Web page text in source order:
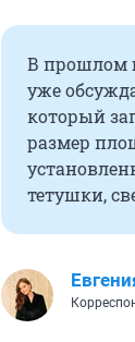
В прошлом
уже
который
размер
тетушки,